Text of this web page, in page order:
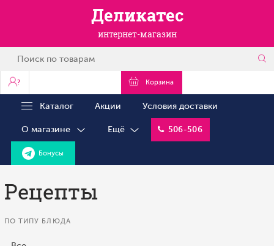
Деликатес
интернет-магазин
? Корзина
Каталог Акции Условия доставки
О магазине Ещё 506-506
Бонусы
Рецепты
ПО ТИПУ БЛЮДА